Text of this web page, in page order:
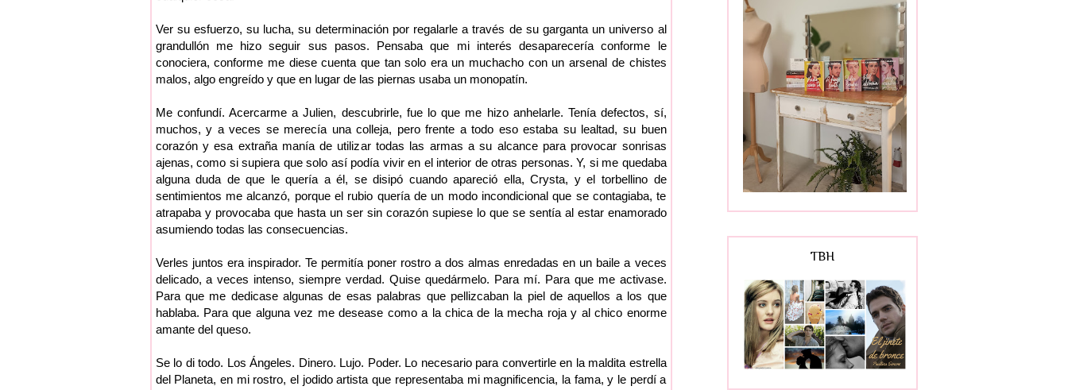
Ver su esfuerzo, su lucha, su determinación por regalarle a través de su garganta un universo al
grandullón me hizo seguir sus pasos. Pensaba que mi interés desaparecería conforme le
conociera, conforme me diese cuenta que tan solo era un muchacho con un arsenal de chistes
malos, algo engreído y que en lugar de las piernas usaba un monopatín.
Me confundí. Acercarme a Julien, descubrirle, fue lo que me hizo anhelarle. Tenía defectos, sí,
muchos, y a veces se merecía una colleja, pero frente a todo eso estaba su lealtad, su buen
corazón y esa extraña manía de utilizar todas las armas a su alcance para provocar sonrisas
ajenas, como si supiera que solo así podía vivir en el interior de otras personas. Y, si me quedaba
alguna duda de que le quería a él, se disipó cuando apareció ella, Crysta, y el torbellino de
sentimientos me alcanzó, porque el rubio quería de un modo incondicional que se contagiaba, te
atrapaba y provocaba que hasta un ser sin corazón supiese lo que se sentía al estar enamorado
asumiendo todas las consecuencias.
Verles juntos era inspirador. Te permitía poner rostro a dos almas enredadas en un baile a veces
delicado, a veces intenso, siempre verdad. Quise quedármelo. Para mí. Para que me activase.
Para que me dedicase algunas de esas palabras que pellizcaban la piel de aquellos a los que
hablaba. Para que alguna vez me desease como a la chica de la mecha roja y al chico enorme
amante del queso.
Se lo di todo. Los Ángeles. Dinero. Lujo. Poder. Lo necesario para convertirle en la maldita estrella
del Planeta, en mi rostro, el jodido artista que representaba mi magnificencia, la fama, y le perdí a
TBH